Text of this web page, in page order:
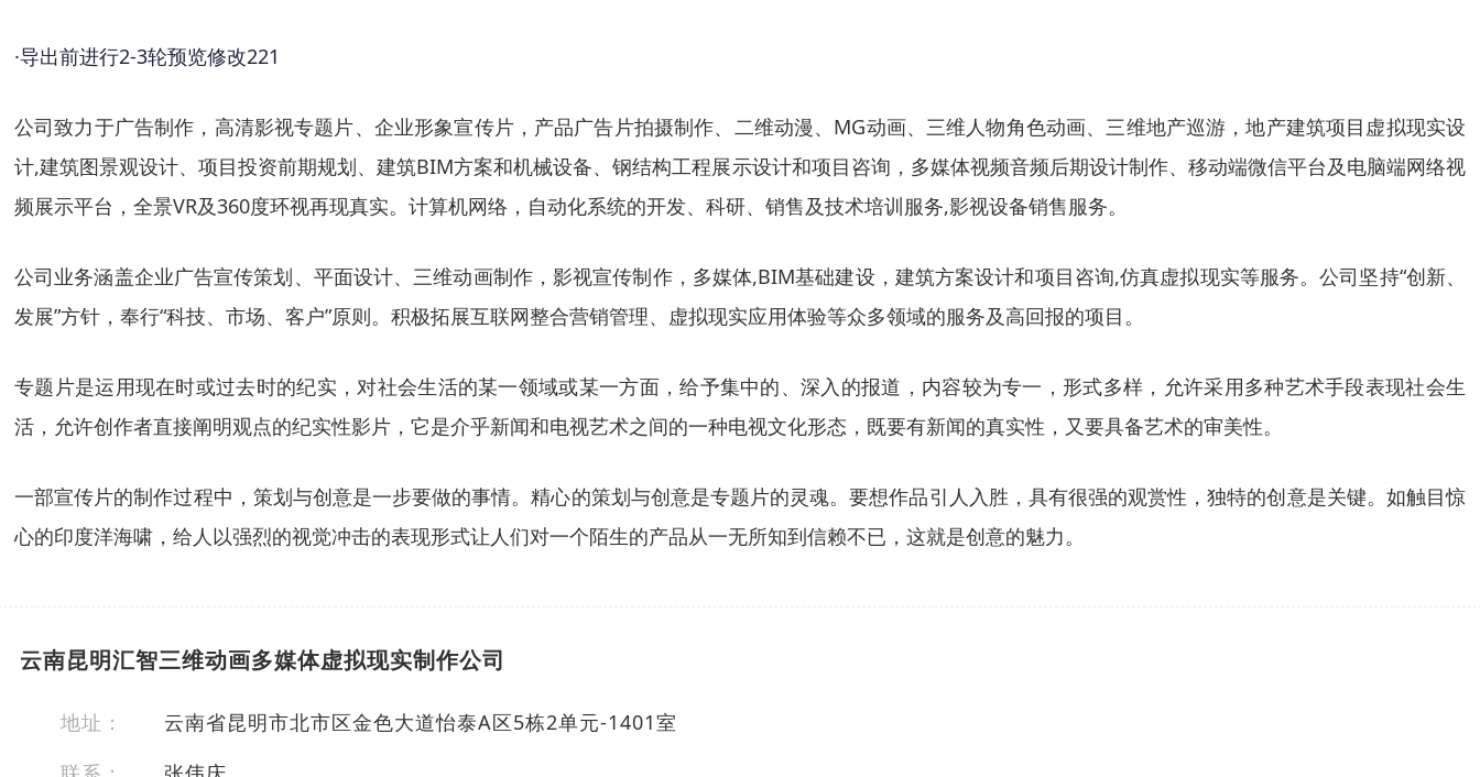
·导出前进行2-3轮预览修改221
公司致力于广告制作，高清影视专题片、企业形象宣传片，产品广告片拍摄制作、二维动漫、MG动画、三维人物角色动画、三维地产巡游，地产建筑项目虚拟现实设
计,建筑图景观设计、项目投资前期规划、建筑BIM方案和机械设备、钢结构工程展示设计和项目咨询，多媒体视频音频后期设计制作、移动端微信平台及电脑端网络视
频展示平台，全景VR及360度环视再现真实。计算机网络，自动化系统的开发、科研、销售及技术培训服务,影视设备销售服务。
公司业务涵盖企业广告宣传策划、平面设计、三维动画制作，影视宣传制作，多媒体,BIM基础建设，建筑方案设计和项目咨询,仿真虚拟现实等服务。公司坚持“创新、
发展”方针，奉行“科技、市场、客户”原则。积极拓展互联网整合营销管理、虚拟现实应用体验等众多领域的服务及高回报的项目。
专题片是运用现在时或过去时的纪实，对社会生活的某一领域或某一方面，给予集中的、深入的报道，内容较为专一，形式多样，允许采用多种艺术手段表现社会生
活，允许创作者直接阐明观点的纪实性影片，它是介乎新闻和电视艺术之间的一种电视文化形态，既要有新闻的真实性，又要具备艺术的审美性。
一部宣传片的制作过程中，策划与创意是一步要做的事情。精心的策划与创意是专题片的灵魂。要想作品引人入胜，具有很强的观赏性，独特的创意是关键。如触目惊
心的印度洋海啸，给人以强烈的视觉冲击的表现形式让人们对一个陌生的产品从一无所知到信赖不已，这就是创意的魅力。
云南昆明汇智三维动画多媒体虚拟现实制作公司
地址：
云南省昆明市北市区金色大道怡泰A区5栋2单元-1401室